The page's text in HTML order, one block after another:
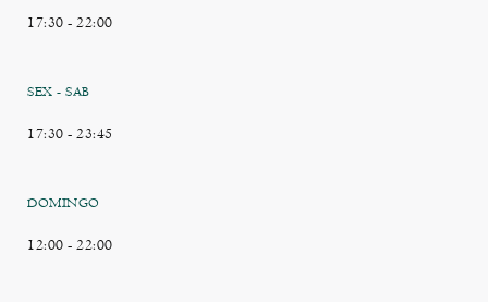
17:30 - 22:00
SEX - SAB
17:30 - 23:45
DOMINGO
12:00 - 22:00